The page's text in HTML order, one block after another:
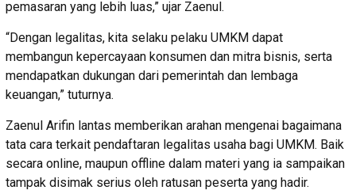
pemasaran yang lebih luas,” ujar Zaenul.
“Dengan legalitas, kita selaku pelaku UMKM dapat
membangun kepercayaan konsumen dan mitra bisnis, serta
mendapatkan dukungan dari pemerintah dan lembaga
keuangan,” tuturnya.
Zaenul Arifin lantas memberikan arahan mengenai bagaimana
tata cara terkait pendaftaran legalitas usaha bagi UMKM. Baik
secara online, maupun offline dalam materi yang ia sampaikan
tampak disimak serius oleh ratusan peserta yang hadir.